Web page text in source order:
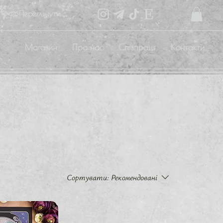
Магазин Про нас Співпраця Контакти
Переглянути бали
Сортувати: Рекомендовані